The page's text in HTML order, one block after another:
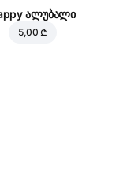
ალუბალი
5,00 ₾